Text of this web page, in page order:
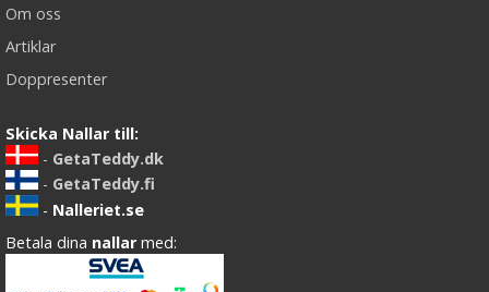
Om oss
Artiklar
Doppresenter
Skicka Nallar till:
- GetaTeddy.dk
- GetaTeddy.fi
- Nalleriet.se
Betala dina nallar med: